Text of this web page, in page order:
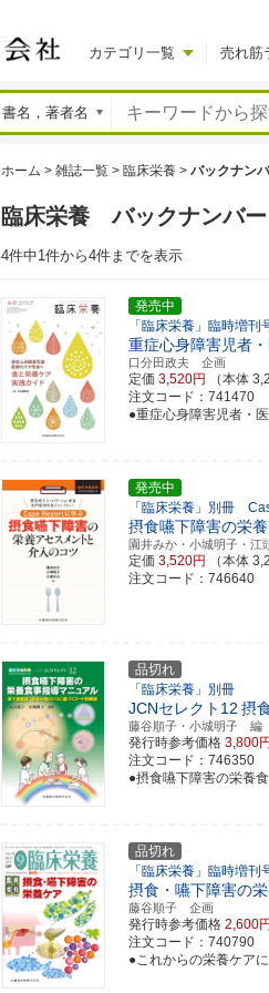
カテゴリ一覧 売れ筋
ホーム > 雑誌一覧 > 臨床栄養 > バックナン
臨床栄養 バックナンバー
4件中1件から4件までを表示
発売中
「臨床栄養」臨時増刊
重症心身障害児者
口分田政夫 企画
定価 3,520円 （本体
注文コード：741470
●重症心身障害児者・
発売中
「臨床栄養」別冊
摂食嚥下障害の栄
園井みか・小城明子・
定価 3,520円 （本体
注文コード：746640
品切れ
「臨床栄養」別冊
JCNセレクト12 摂
藤谷順子・小城明子 編
発行時参考価格 3,800円
注文コード：746350
●摂食嚥下障害の栄養
品切れ
「臨床栄養」臨時増
摂食・嚥下障害の
藤谷順子 企画
発行時参考価格 2,600円
注文コード：740790
●これからの栄養ケア